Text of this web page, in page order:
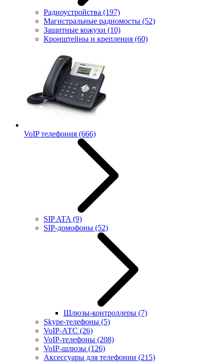
Радиоустройства (197)
Магистральные радиомосты (52)
Защитные кожухи (10)
Кронштейны и крепления (60)
VoIP телефония (666)
SIP ATA (9)
SIP-домофоны (52)
Шлюзы-контроллеры (7)
Skype-телефоны (5)
VoIP-АТС (26)
VoIP-телефоны (208)
VoIP-шлюзы (126)
Аксессуары для телефонии (215)